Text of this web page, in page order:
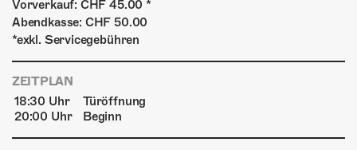
Vorverkauf: CHF 45.00 *
Abendkasse: CHF 50.00
*exkl. Servicegebühren
ZEITPLAN
18:30 Uhr
Türöffnung
20:00 Uhr
Beginn